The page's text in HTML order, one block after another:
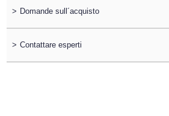
> Domande sull´acquisto
> Contattare esperti